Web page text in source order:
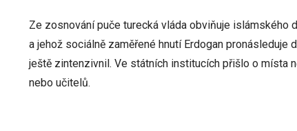
Ze zosnování puče turecká vláda obviňuje islámského
a jehož sociálně zaměřené hnutí Erdogan
ještě zintenzivnil. Ve státních institucích přišlo o místa
nebo učitelů.